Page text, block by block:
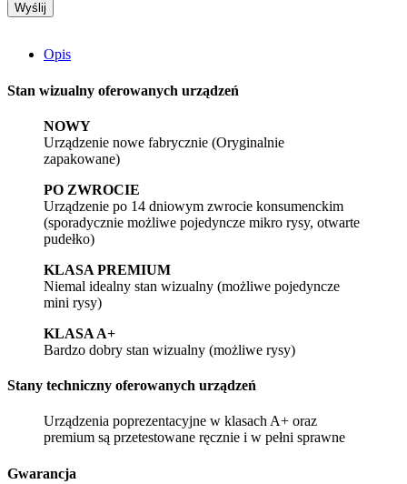
Opis
Stan wizualny oferowanych urządzeń
NOWY
Urządzenie nowe fabrycznie (Oryginalnie
zapakowane)
PO ZWROCIE
Urządzenie po 14 dniowym zwrocie konsumenckim
(sporadycznie możliwe pojedyncze mikro rysy, otwarte
pudełko)
KLASA PREMIUM
Niemal idealny stan wizualny (możliwe pojedyncze
mini rysy)
KLASA A+
Bardzo dobry stan wizualny (możliwe rysy)
Stany techniczny oferowanych urządzeń
Urządzenia poprezentacyjne w klasach A+ oraz
premium są przetestowane ręcznie i w pełni sprawne
Gwarancja